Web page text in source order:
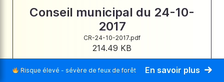
Risque élevé - sévère de feux de forêt En savoir plus
Conseil municipal du 24-10-
2017
CR-24-10-2017.pdf
214.49 KB
Voir le fichier Télécharger